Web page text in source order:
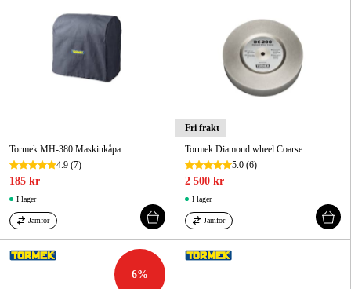
Tormek MH-380 Maskinkåpa
4.9 (7)
185 kr
I lager
Jämför
Fri frakt
Tormek Diamond wheel Coarse
5.0 (6)
2 500 kr
I lager
Jämför
6%